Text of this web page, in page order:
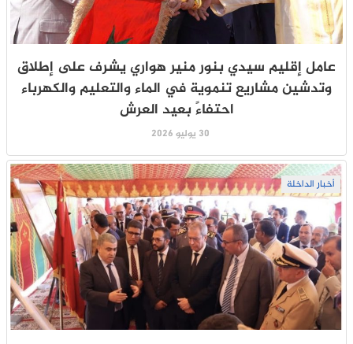
عامل إقليم سيدي بنور منير هواري يشرف على إطلاق
وتدشين مشاريع تنموية في الماء والتعليم والكهرباء
احتفاءً بعيد العرش
30 يوليو 2026
أخبار الداخلة